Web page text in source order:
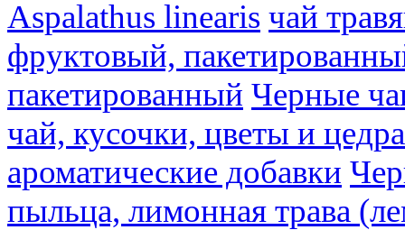
Aspalathus linearis чай
фруктовый,
пакетированный Черные
чай, кусочки, цветы и
ароматические добавки
пыльца, лимонная трава